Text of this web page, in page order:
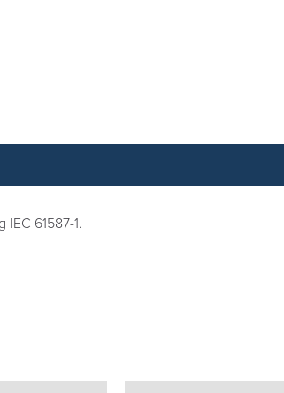
61587-1.